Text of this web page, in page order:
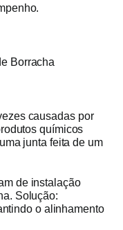
Borracha
causadas por
químicos
junta feita de um
de instalação
Solução:
o alinhamento